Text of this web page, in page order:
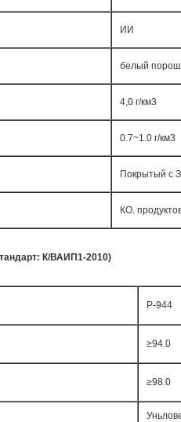
ИИ
белый
4,0 г/км3
0.7~1.0 г/км3
Покрытый с
КО.
К/ВАИП1-2010)
Р-944
≥94.0
≥98.0